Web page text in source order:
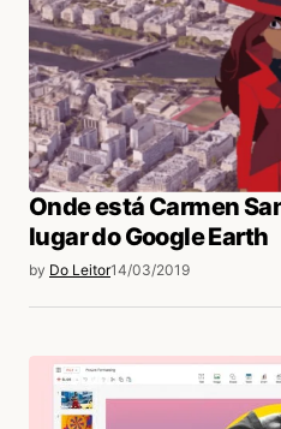
Onde está Carmen
lugar do Google Earth
by Do Leitor14/03/2019